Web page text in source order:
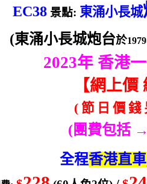
EC38 景點: 東涌小長城
(東涌小長城炮台於1979
2023年 香港
【網上價
( 節 日 價 錢
(團費包括
全程香港直車